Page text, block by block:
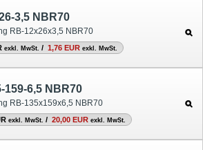
3,5 NBR70
RB-12x26x3,5 NBR70
exkl. MwSt. / 1,76 EUR exkl. MwSt.
159-6,5 NBR70
RB-135x159x6,5 NBR70
exkl. MwSt. / 20,00 EUR exkl. MwSt.